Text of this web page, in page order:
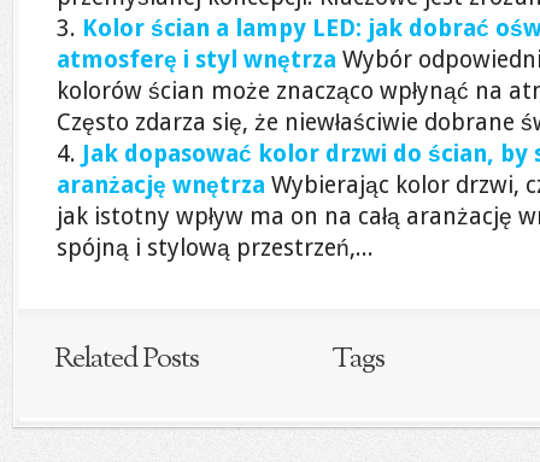
Kolor ścian a lampy LED: jak dobrać
atmosferę i styl wnętrza Wybór
kolorów ścian może znacząco wpłynąć na
Często zdarza się, że niewłaściwie dobrane
Jak dopasować kolor drzwi do ścian,
aranżację wnętrza Wybierając kolor drzwi,
jak istotny wpływ ma on na całą aranżację
spójną i stylową przestrzeń,...
Related Posts Tags